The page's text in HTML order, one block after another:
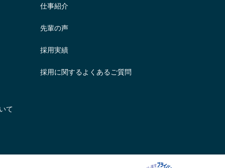
仕事紹介
先輩の声
採用実績
採用に関するよくあるご質問
て